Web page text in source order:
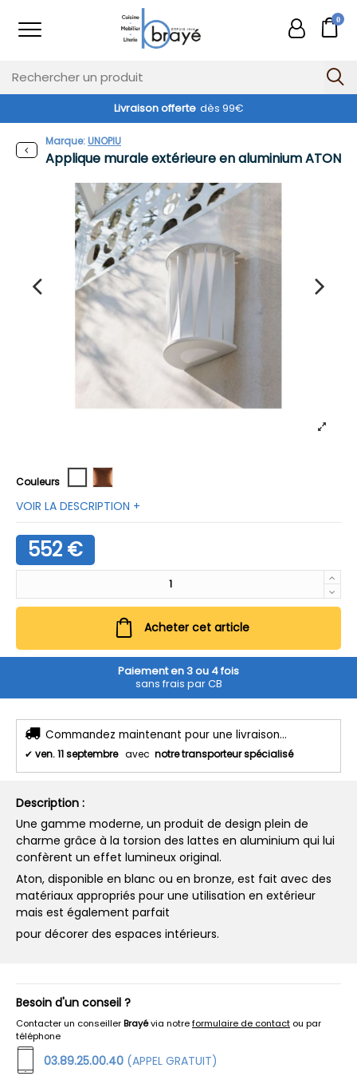
0
Livraison offerte dès 99€
Exclusivité web !
Applique murale extérieure en aluminium ATON
Marque:UNOPIU
Couleurs BlancBronze
VOIR LA DESCRIPTION +
552 €
Acheter cet article
Paiement en 3 ou 4 fois
sans frais par CB
Commandez maintenant pour une livraison...
✔ ven. 11 septembre avec notre transporteur spécialisé
Description :
Une gamme moderne, un produit de design plein de
charme grâce à la torsion des lattes en aluminium qui lui
confèrent un effet lumineux original.
Aton, disponible en blanc ou en bronze, est fait avec des
matériaux appropriés pour une utilisation en extérieur
mais est également parfait
pour décorer des espaces intérieurs.
Besoin d'un conseil ?
Contacter un conseillerBrayévia notreformulaire de contact ou par
téléphone
03.89.25.00.40 (APPEL GRATUIT)